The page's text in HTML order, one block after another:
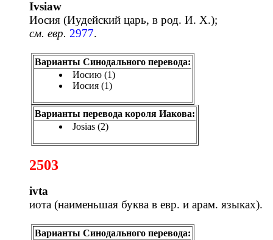
Ivsiaw
Иосия (Иудейский царь, в род. И. Х.);
см. евр. 2977.
Варианты Синодального перевода:
Иосию (1)
Иосия (1)
Варианты перевода короля Иакова:
Josias (2)
2503
ivta
иота (наименьшая буква в евр. и арам. языках).
Варианты Синодального перевода: